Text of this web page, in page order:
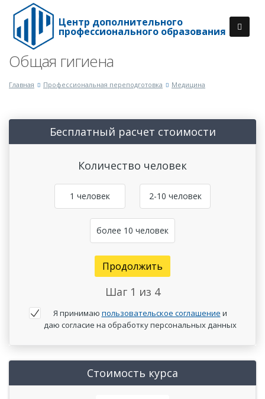
Центр дополнительного
профессионального образования
Общая гигиена
Главная Профессиональная переподготовка Медицина
Бесплатный расчет стоимости
Количество человек
1 человек 2-10 человек
более 10 человек
Продолжить
Шаг 1 из 4
Я принимаю пользовательское соглашение и
даю согласие на обработку персональных данных
Стоимость курса